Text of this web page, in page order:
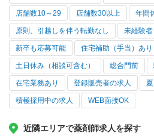
店舗数10～29 店舗数30以上 年間
原則、引越しを伴う転勤なし 未経験
新卒も応募可能 住宅補助（手当）あり
土日休み（相談可含む） 総合門前
在宅業務あり 登録販売者の求人
積極採用中の求人 WEB面接OK
近隣エリアで薬剤師求人を探す